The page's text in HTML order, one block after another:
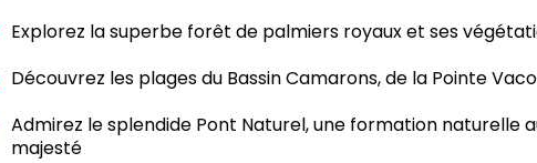
Explorez la superbe forêt de palmiers royaux et ses
Découvrez les plages du Bassin Camarons, de la Pointe
Admirez le splendide Pont Naturel, une formation naturelle
majesté